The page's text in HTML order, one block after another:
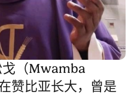
戈（Mwamba
赞比亚长大，曾是